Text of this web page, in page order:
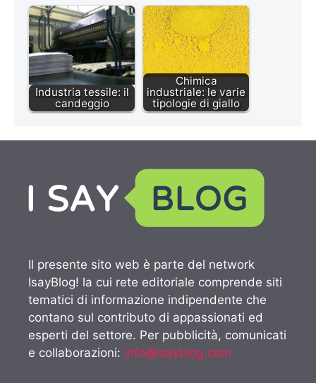
Industria tessile: il
candeggio
Chimica
industriale: le varie
tipologie di giallo
Il presente sito web è parte del network
IsayBlog! la cui rete editoriale comprende siti
tematici di informazione indipendente che
contano sul contributo di appassionati ed
esperti del settore. Per pubblicità, comunicati
e collaborazioni: info@isayblog.com